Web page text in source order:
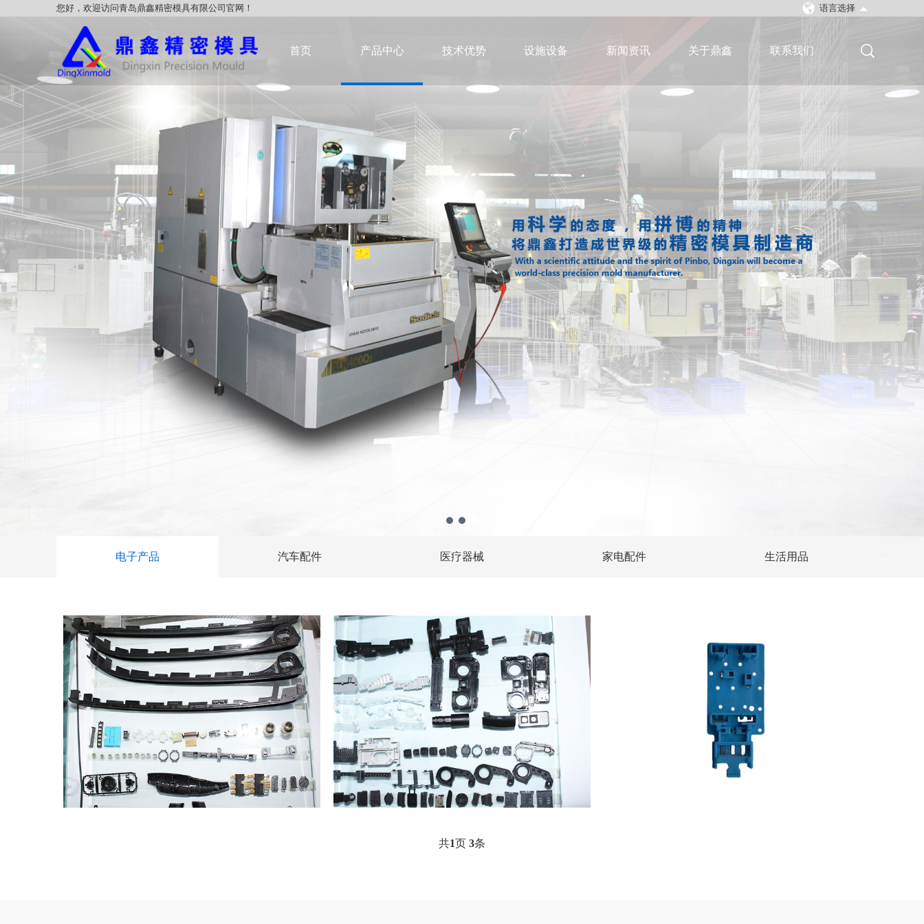
您好，欢迎访问青岛鼎鑫精密模具有限公司官网！ 语言选择
首页 产品中心 技术优势 设施设备 新闻资讯 关于鼎鑫 联系我们
电子产品 汽车配件 医疗器械 家电配件 生活用品
共1页 3条